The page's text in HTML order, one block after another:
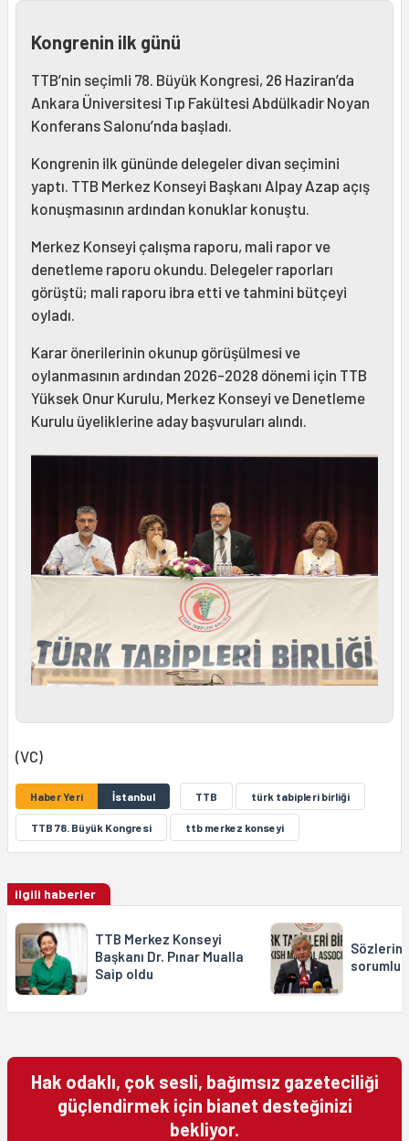
Kongrenin ilk günü
TTB’nin seçimli 78. Büyük Kongresi, 26 Haziran’da
Ankara Üniversitesi Tıp Fakültesi Abdülkadir Noyan
Konferans Salonu’nda başladı.
Kongrenin ilk gününde delegeler divan seçimini
yaptı. TTB Merkez Konseyi Başkanı Alpay Azap açış
konuşmasının ardından konuklar konuştu.
Merkez Konseyi çalışma raporu, mali rapor ve
denetleme raporu okundu. Delegeler raporları
görüştü; mali raporu ibra etti ve tahmini bütçeyi
oyladı.
Karar önerilerinin okunup görüşülmesi ve
oylanmasının ardından 2026-2028 dönemi için TTB
Yüksek Onur Kurulu, Merkez Konseyi ve Denetleme
Kurulu üyeliklerine aday başvuruları alındı.
(VC)
Haber Yeri İstanbul TTB türk tabipleri birliği
TTB 78. Büyük Kongresi ttb merkez konseyi
ilgili haberler
TTB Merkez Konseyi
Başkanı Dr. Pınar Mualla
Saip oldu
Hak odaklı, çok sesli, bağımsız gazeteciliği
güçlendirmek için bianet desteğinizi
bekliyor.